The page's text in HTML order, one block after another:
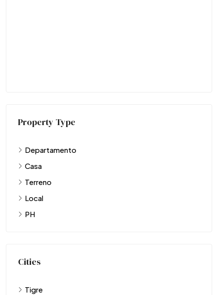
Property Type
Departamento
Casa
Terreno
Local
PH
Cities
Tigre